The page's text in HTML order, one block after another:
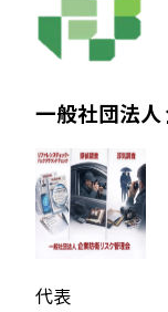
一般社団法
代表